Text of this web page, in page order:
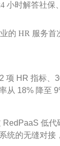
小时解答社
的 HR 服务首
项 HR 指标、
从 18% 降至
低
的无缝对接